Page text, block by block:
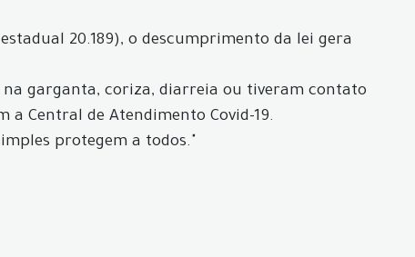
20.189), o descumprimento da lei gera
garganta, coriza, diarreia ou tiveram contato
Central de Atendimento Covid-19.
protegem a todos."